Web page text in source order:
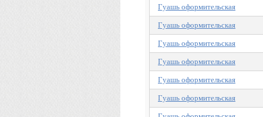
Гуашь оформительская
Гуашь оформительская
Гуашь оформительская
Гуашь оформительская
Гуашь оформительская
Гуашь оформительская